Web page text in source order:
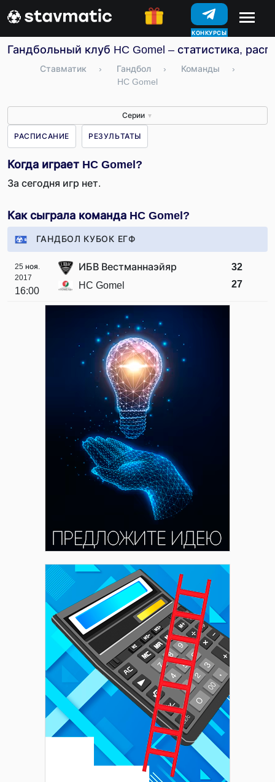
КОНКУРСЫ
Гандбольный клуб HC Gomel – статистика,
Ставматик › Гандбол › Команды
›
HC Gomel
Серии ▼
РАСПИСАНИЕ РЕЗУЛЬТАТЫ
Когда играет HC Gomel?
За сегодня игр нет.
Как сыграла команда HC Gomel?
ГАНДБОЛ КУБОК ЕГФ
25 ноя.
2017
16:00
ИБВ Вестманнаэйяр
HC Gomel
32
27